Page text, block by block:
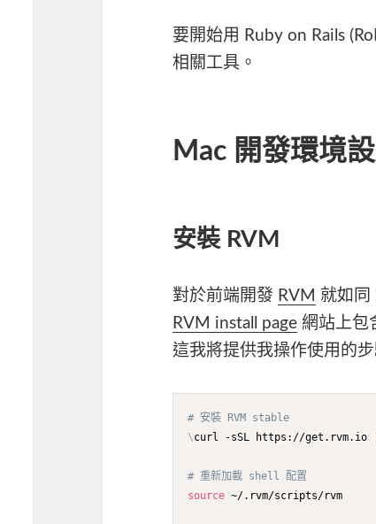
要開始用 Ruby on Rails
相關工具。
Mac 開發環境
安裝 RVM
對於前端開發 RVM 就如同
RVM install page 網站上包
這我將提供我操作使用的步
# 安裝 RVM stable
\curl -sSL https://get.rvm.io
# 重新加載 shell 配置
source ~/.rvm/scripts/rvm